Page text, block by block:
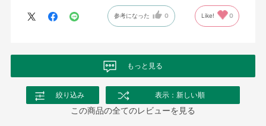
参考になった 0 Like! 0
もっと見る
絞り込み 表示：新しい順
この商品の全てのレビューを見る